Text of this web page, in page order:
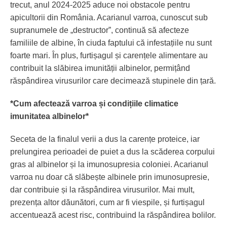
trecut, anul 2024-2025 aduce noi obstacole pentru
apicultorii din România. Acarianul varroa, cunoscut sub
supranumele de „destructor”, continuă să afecteze
familiile de albine, în ciuda faptului că infestațiile nu sunt
foarte mari. În plus, furtișagul și carențele alimentare au
contribuit la slăbirea imunității albinelor, permițând
răspândirea virusurilor care decimează stupinele din țară.
*Cum afectează varroa și condițiile climatice
imunitatea albinelor*
Seceta de la finalul verii a dus la carențe proteice, iar
prelungirea perioadei de puiet a dus la scăderea corpului
gras al albinelor și la imunosupresia coloniei. Acarianul
varroa nu doar că slăbește albinele prin imunosupresie,
dar contribuie și la răspândirea virusurilor. Mai mult,
prezența altor dăunători, cum ar fi viespile, și furtișagul
accentuează acest risc, contribuind la răspândirea bolilor.